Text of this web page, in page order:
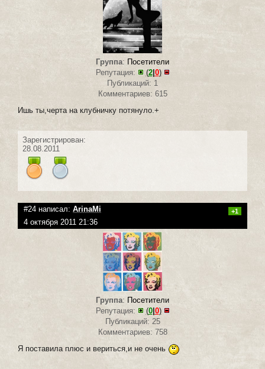
Группа: Посетители
Репутация:
(2| 0)
Публикаций: 1
Комментариев: 615
Ишь ты,черта на клубничку потянуло.+
Зарегистрирован:
28.08.2011
#24 написал: ArinaMi +1
4 октября 2011 21:36
Группа: Посетители
Репутация:
(0| 0)
Публикаций: 25
Комментариев: 758
Я поставила плюс и вериться,и не очень